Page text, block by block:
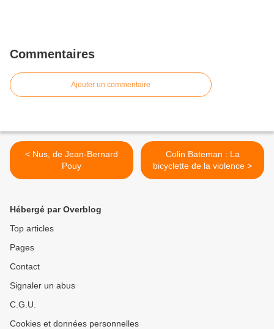
Commentaires
Ajouter un commentaire
< Nus, de Jean-Bernard
Pouy
Colin Bateman : La
bicyclette de la violence >
Hébergé par Overblog
Top articles
Pages
Contact
Signaler un abus
C.G.U.
Cookies et données personnelles